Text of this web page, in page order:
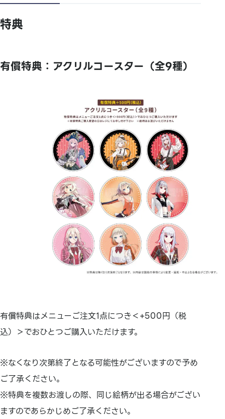
特典
有償特典：アクリルコースター（全9種）
有償特典はメニューご注文1点につき＜+500円（税
込）＞でおひとつご購入いただけます。
※なくなり次第終了となる可能性がございますので予め
ご了承ください。
※特典を複数お渡しの際、同じ絵柄が出る場合がござい
ますのであらかじめご了承ください。